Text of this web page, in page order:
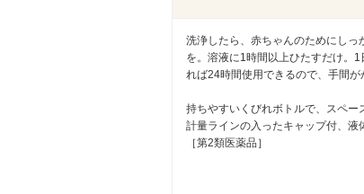
洗浄したら、赤ちゃんのためにしっ
を。溶液に1時間以上ひたすだけ。1
れば24時間使用できるので、手間が
持ちやすいくびれボトルで、スペー
計量ラインの入ったキャップ付、液
［第2類医薬品］